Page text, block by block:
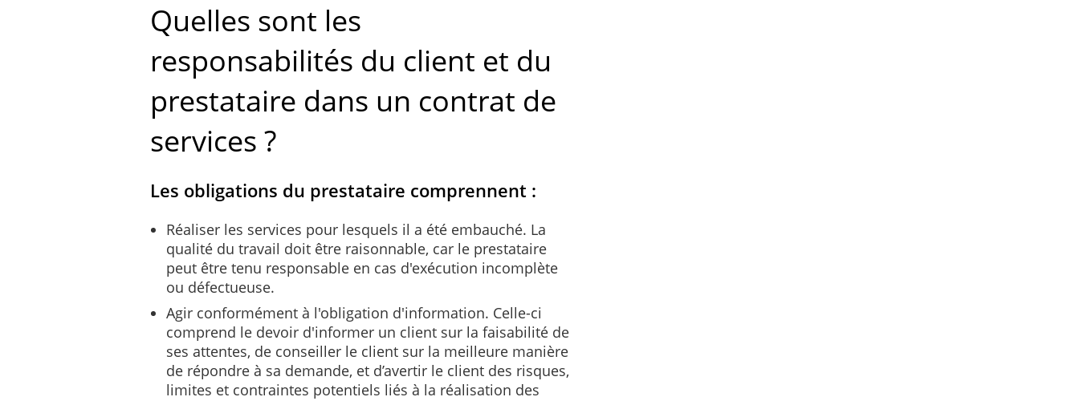
Quelles sont les
responsabilités du client et du
prestataire dans un contrat de
services ?
Les obligations du prestataire comprennent :
Réaliser les services pour lesquels il a été embauché. La
qualité du travail doit être raisonnable, car le prestataire
peut être tenu responsable en cas d'exécution incomplète
ou défectueuse.
Agir conformément à l'obligation d'information. Celle-ci
comprend le devoir d'informer un client sur la faisabilité de
ses attentes, de conseiller le client sur la meilleure manière
de répondre à sa demande, et d’avertir le client des risques,
limites et contraintes potentiels liés à la réalisation des